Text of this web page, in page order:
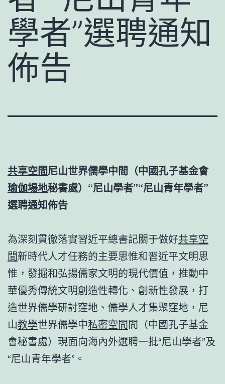
學者”選聘通知
佈告
共享空間尼山世界儒學中間（中國孔子基金會
瑜伽場地秘書處）“尼山學者”“尼山青年學者”
選聘通知佈告
為深刻貫徹落實習近平總書記關于做好共享空
間新時代人才任務的主要思惟和習近平文明思
惟，發掘和弘揚儒家文明的現代價值，推動中
華優秀傳統文明創造性轉化、創新性發展，打
造世界儒學研討窪地、儒學人才集聚窪地，尼
山教學世界儒學中私密空間間（中國孔子基金
會秘書處）現面向海內外選聘一批“尼山學者”及
“尼山青年學者”。